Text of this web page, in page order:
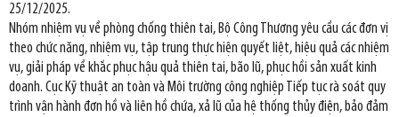
25/12/2025.
Nhóm nhiệm vụ về phòng chống thiên tai, Bộ Công Thương yêu cầu các đơn vị
theo chức năng, nhiệm vụ, tập trung thực hiện quyết liệt, hiệu quả các nhiệm
vụ, giải pháp về khắc phục hậu quả thiên tai, bão lũ, phục hồi sản xuất kinh
doanh. Cục Kỹ thuật an toàn và Môi trường công nghiệp Tiếp tục rà soát quy
trình vận hành đơn hồ và liên hồ chứa, xả lũ của hệ thống thủy điện, bảo đảm